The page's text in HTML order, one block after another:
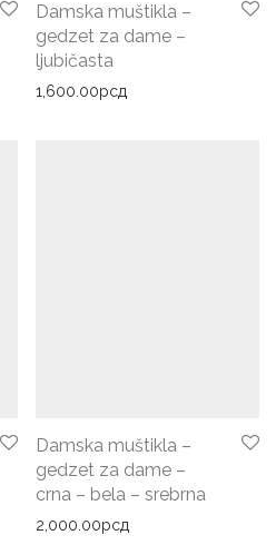
Damska muštikla –
gedzet za dame –
ljubičasta
1,600.00рсд
Damska muštikla –
gedzet za dame –
crna – bela – srebrna
2,000.00рсд